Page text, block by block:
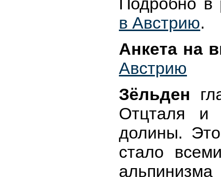
в Австрию.
Анкета на
Австрию
Зёльден
Отцталя и
долины.
стало